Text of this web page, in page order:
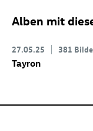
Alben mit
27.05.25 381
Tayron